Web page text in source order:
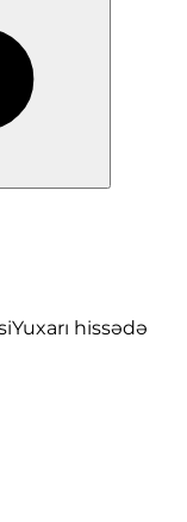
Yuxarı hissədə